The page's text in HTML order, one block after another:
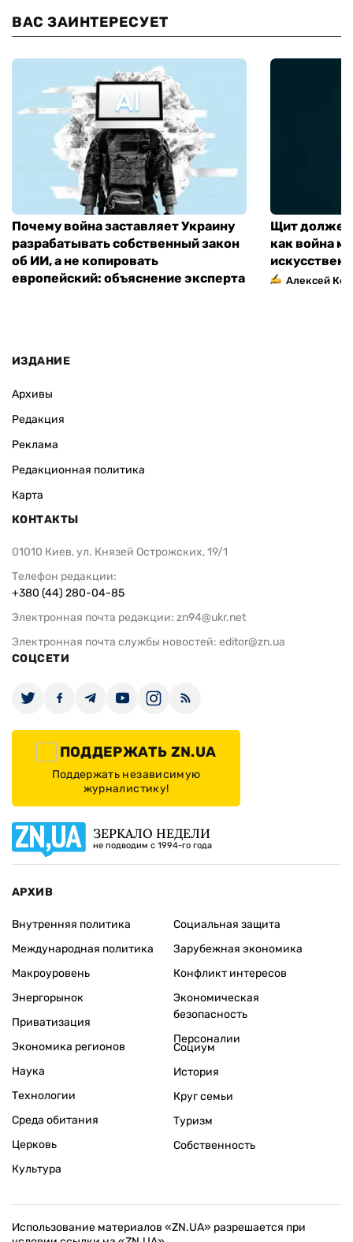
ВАС ЗАИНТЕРЕСУЕТ
Почему война заставляет Украину
разрабатывать собственный закон
об ИИ, а не копировать
европейский: объяснение эксперта
Щит должен
как война
Алексей
ИЗДАНИЕ
Архивы
Редакция
Реклама
Редакционная политика
Карта
КОНТАКТЫ
01010 Киев, ул. Князей Острожских, 19/1
Телефон редакции:
+380 (44) 280-04-85
Электронная почта редакции: zn94@ukr.net
Электронная почта службы новостей: editor@zn.ua
СОЦСЕТИ
ПОДДЕРЖАТЬ ZN.UA
Поддержать независимую
журналистику!
ЗЕРКАЛО НЕДЕЛИ
не подводим с 1994-го года
АРХИВ
Внутренняя политика
Международная политика
Макроуровень
Энергорынок
Приватизация
Экономика регионов
Социальная защита
Зарубежная экономика
Конфликт интересов
Экономическая
безопасность
Персоналии
Наука
Технологии
Среда обитания
Церковь
Культура
Социум
История
Круг семьи
Туризм
Собственность
Использование материалов «ZN.UA» разрешается при